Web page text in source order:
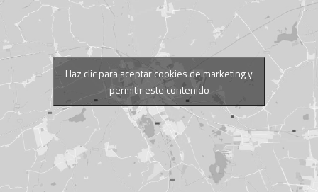
Haz clic para aceptar cookies de marketing y
permitir este contenido